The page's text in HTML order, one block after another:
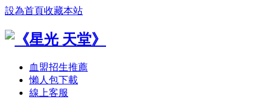
設為首頁收藏本站
血盟招生推薦
懶人包下載
線上客服